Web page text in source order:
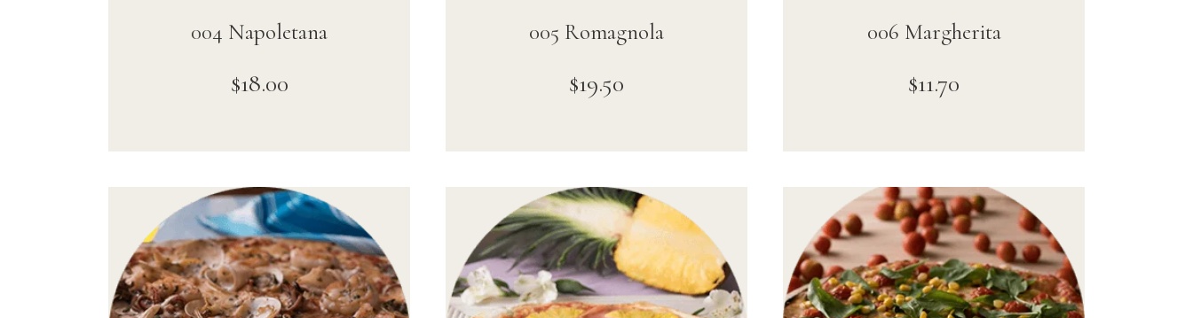
004 Napoletana
$18.00
005 Romagnola
$19.50
006 Margherita
$11.70